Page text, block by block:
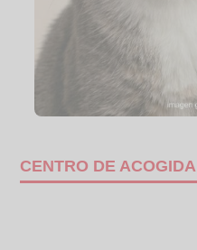
CENTRO DE ACOGIDA